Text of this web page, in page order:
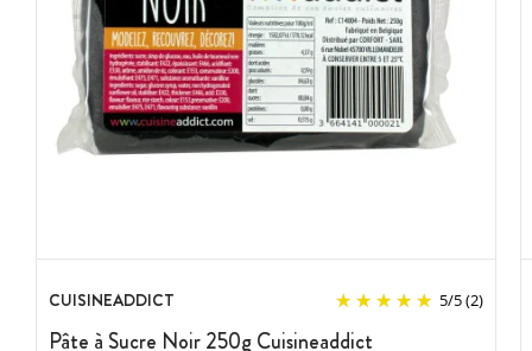
Conservation de la Pâte à Sucre:
Une fois l'emballage ouvert, vous pouvez encore conserver la
pâte à sucre durant plusieurs mois en veillant à limiter le contact
avec l'air. L'utilisation d'un film alimentaire ou d'un
conditionnement sous vide vous permettra de conserver les
Caractéristiques Pâte à Sucre:
Couleur : Blanc
CUISINEADDICT 5/5(2)
Pâte à Sucre Noir 250g Cuisineaddict